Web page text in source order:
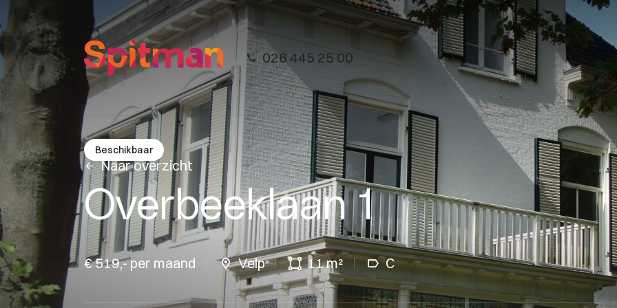
026 445 25 00
Naar overzicht
Beschikbaar
Overbeeklaan 1
€ 519,- per maand Velp 11 m² C